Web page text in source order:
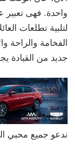
واحدة. فهى تعبير
لتلبية تطلعات
الفخامة والراحة
جديد من القيادة
ندعو جميع محبي